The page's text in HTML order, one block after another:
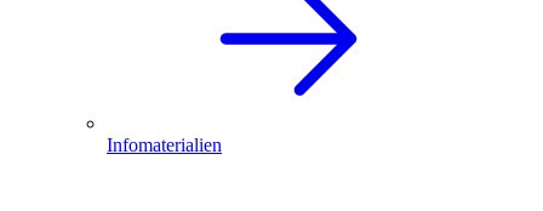
Infomaterialien